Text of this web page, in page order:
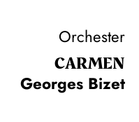
Orchester
CARMEN
Georges Bizet